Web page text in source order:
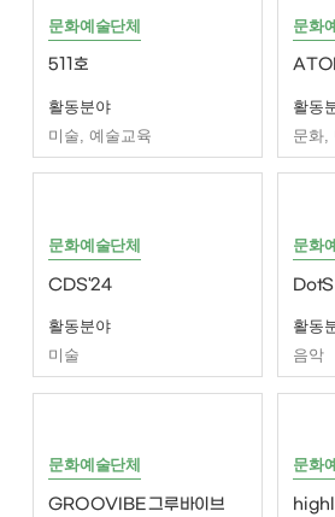
문화예술단체
511호
활동분야
미술, 예술교육
문화
활동
문화,
문화예술단체
CDS'24
활동분야
미술
문화
DotS
활동
음악
문화예술단체
GROOVIBE 그루바이브
문화